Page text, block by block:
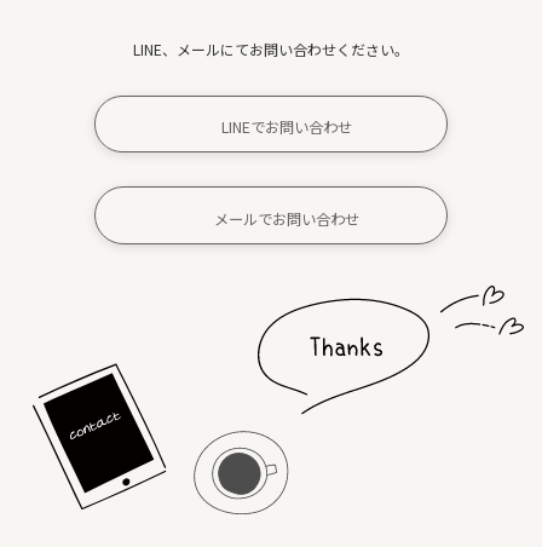
LINE、メールにてお問い合わせください。
LINEでお問い合わせ
メールでお問い合わせ